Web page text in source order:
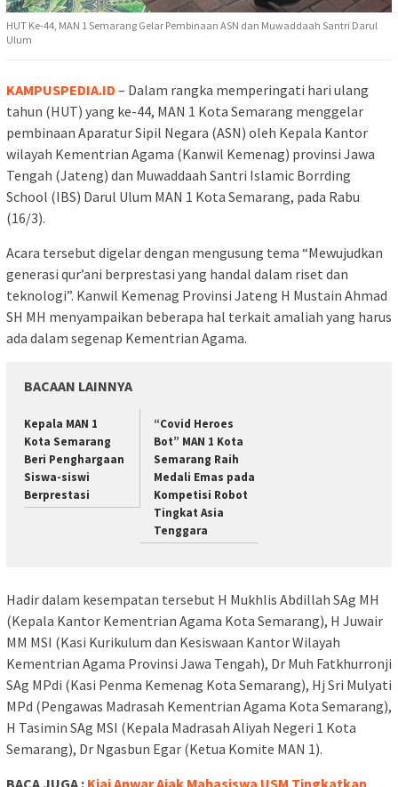
HUT Ke-44, MAN 1 Semarang Gelar Pembinaan ASN dan Muwaddaah Santri Darul
Ulum
KAMPUSPEDIA.ID – Dalam rangka memperingati hari ulang
tahun (HUT) yang ke-44, MAN 1 Kota Semarang menggelar
pembinaan Aparatur Sipil Negara (ASN) oleh Kepala Kantor
wilayah Kementrian Agama (Kanwil Kemenag) provinsi Jawa
Tengah (Jateng) dan Muwaddaah Santri Islamic Borrding
School (IBS) Darul Ulum MAN 1 Kota Semarang, pada Rabu
(16/3).
Acara tersebut digelar dengan mengusung tema “Mewujudkan
generasi qur’ani berprestasi yang handal dalam riset dan
teknologi”. Kanwil Kemenag Provinsi Jateng H Mustain Ahmad
SH MH menyampaikan beberapa hal terkait amaliah yang harus
ada dalam segenap Kementrian Agama.
BACAAN LAINNYA
Kepala MAN 1
Kota Semarang
Beri Penghargaan
Siswa-siswi
Berprestasi
“Covid Heroes
Bot” MAN 1 Kota
Semarang Raih
Medali Emas pada
Kompetisi Robot
Tingkat Asia
Tenggara
Hadir dalam kesempatan tersebut H Mukhlis Abdillah SAg MH
(Kepala Kantor Kementrian Agama Kota Semarang), H Juwair
MM MSI (Kasi Kurikulum dan Kesiswaan Kantor Wilayah
Kementrian Agama Provinsi Jawa Tengah), Dr Muh Fatkhurronji
SAg MPdi (Kasi Penma Kemenag Kota Semarang), Hj Sri Mulyati
MPd (Pengawas Madrasah Kementrian Agama Kota Semarang),
H Tasimin SAg MSI (Kepala Madrasah Aliyah Negeri 1 Kota
Semarang), Dr Ngasbun Egar (Ketua Komite MAN 1).
BACA JUGA : Kiai Anwar Ajak Mahasiswa USM Tingkatkan